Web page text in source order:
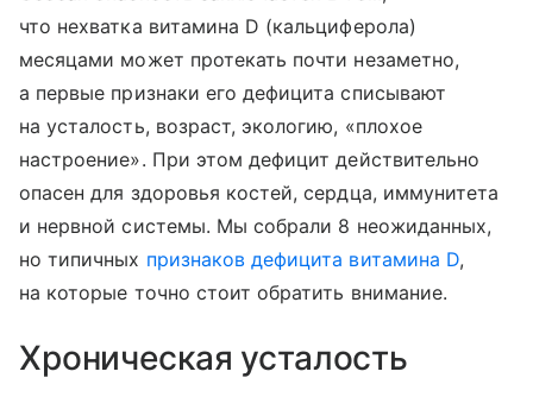
что нехватка витамина D (кальциферола)
месяцами может протекать почти незаметно,
а первые признаки его дефицита списывают
на усталость, возраст, экологию, «плохое
настроение». При этом дефицит действительно
опасен для здоровья костей, сердца, иммунитета
и нервной системы. Мы собрали 8 неожиданных,
но типичных признаков дефицита витамина D,
на которые точно стоит обратить внимание.
Хроническая усталость